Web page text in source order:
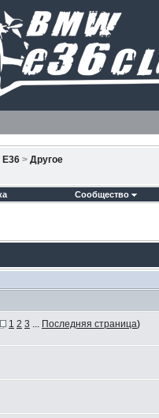
Е36 > Другое
Сообщество
1 2 3 ... Последняя страница)